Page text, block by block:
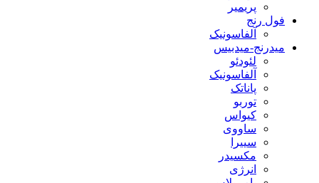
پریمیر
فول رنج
آلفاسونیک
میدرنج-میدبیس
لئودئو
آلفاسونیک
پاناتک
توربو
کیواس
ساووی
سییرا
مکسیدر
انرژی